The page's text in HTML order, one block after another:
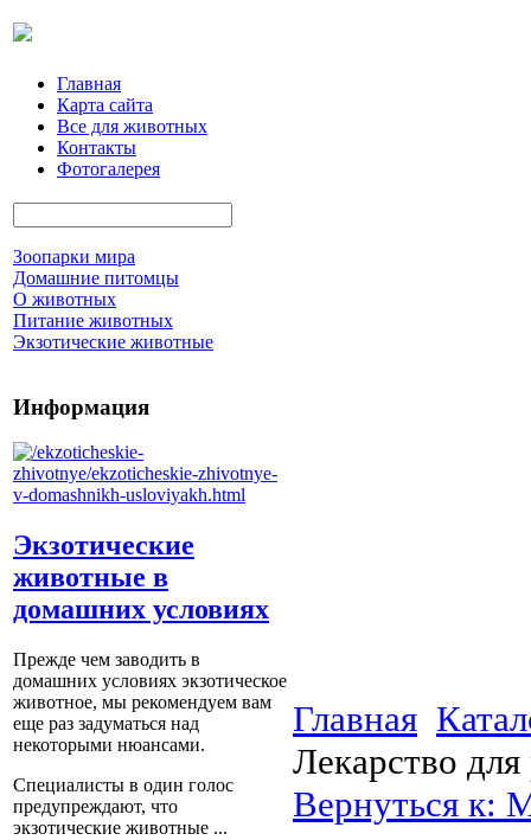
Главная
Карта сайта
Все для животных
Контакты
Фотогалерея
Зоопарки мира
Домашние питомцы
О животных
Питание животных
Экзотические животные
Информация
Экзотические
животные в
домашних условиях
Прежде чем заводить в
домашних условиях экзотическое
животное, мы рекомендуем вам
еще раз задуматься над
некоторыми нюансами.
Специалисты в один голос
предупреждают, что
экзотические животные ...
Главная
Лекарство
Вернуться к: